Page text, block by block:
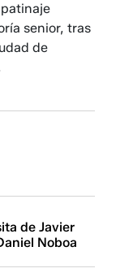
senior, tras
de
de Javier
Noboa